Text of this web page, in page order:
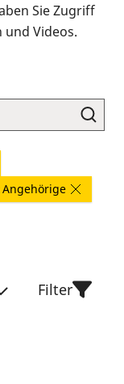
Sie Zugriff
Videos.
Filter